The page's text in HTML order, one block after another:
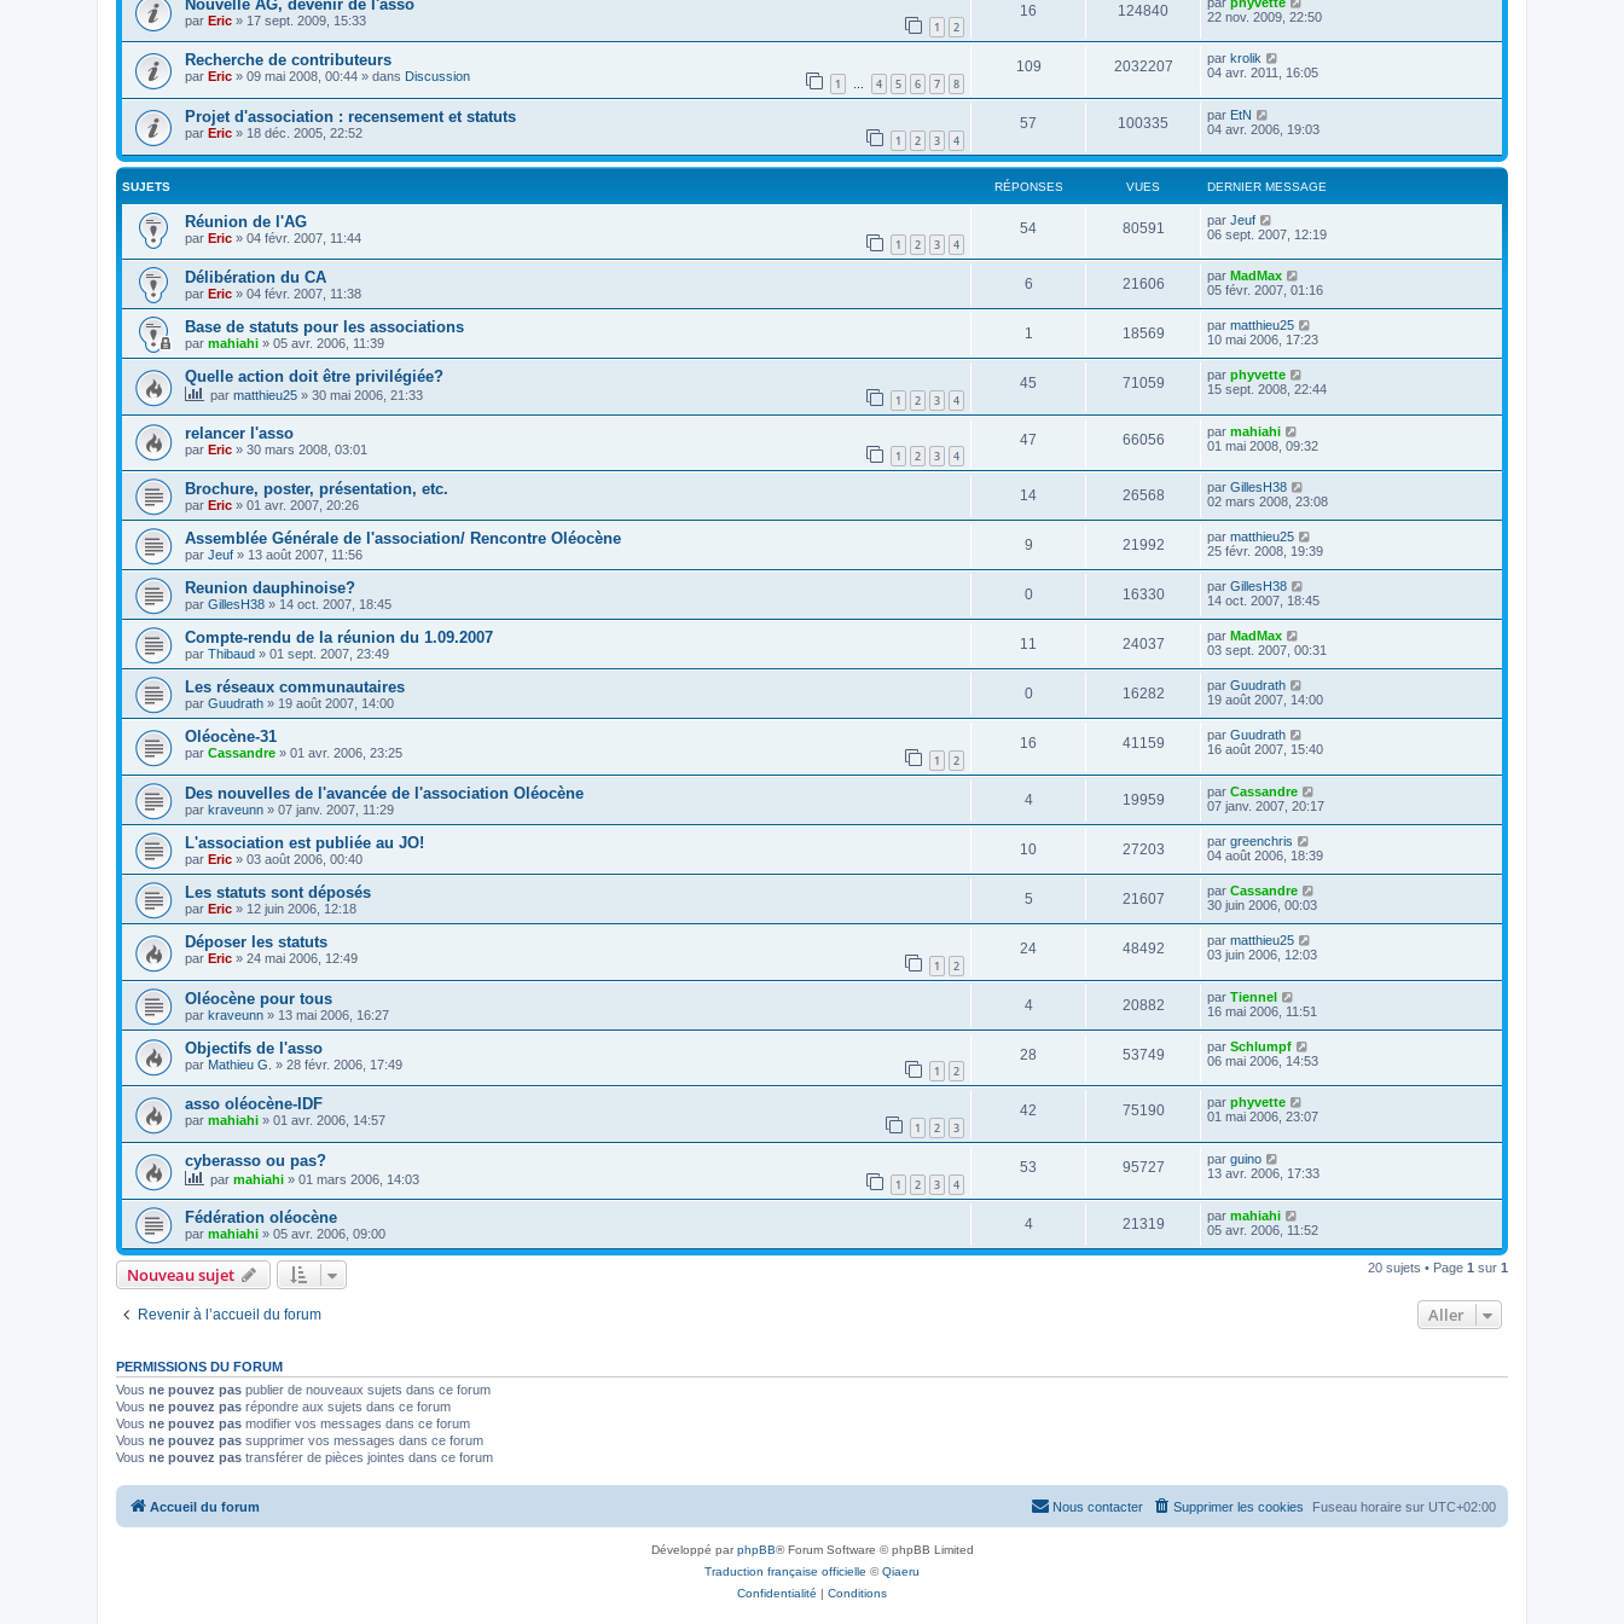
Nouvelle AG, devenir de l'asso
par Eric » 17 sept. 2009, 15:33 1 2
16 124840
22 nov. 2009, 22:50
Recherche de contributeurs
par Eric » 09 mai 2008, 00:44 » dans Discussion 1 … 4 5 6 7 8
109 2032207 par krolik
04 avr. 2011, 16:05
Projet d'association : recensement et statuts
par Eric » 18 déc. 2005, 22:52 1 2 3 4
57 100335 par EtN
04 avr. 2006, 19:03
SUJETS RÉPONSES VUES DERNIER MESSAGE
Réunion de l'AG
par Eric » 04 févr. 2007, 11:44 1 2 3 4
54 80591 par Jeuf
06 sept. 2007, 12:19
Délibération du CA
par Eric » 04 févr. 2007, 11:38
6 21606 par MadMax
05 févr. 2007, 01:16
Base de statuts pour les associations
par mahiahi » 05 avr. 2006, 11:39
1 18569 par matthieu25
10 mai 2006, 17:23
Quelle action doit être privilégiée?
par matthieu25 » 30 mai 2006, 21:33 1 2 3 4
45 71059 par phyvette
15 sept. 2008, 22:44
relancer l'asso
par Eric » 30 mars 2008, 03:01 1 2 3 4
47 66056 par mahiahi
01 mai 2008, 09:32
Brochure, poster, présentation, etc.
par Eric » 01 avr. 2007, 20:26
14 26568 par GillesH38
02 mars 2008, 23:08
Assemblée Générale de l'association/ Rencontre Oléocène
par Jeuf » 13 août 2007, 11:56
9 21992 par matthieu25
25 févr. 2008, 19:39
Reunion dauphinoise?
par GillesH38 » 14 oct. 2007, 18:45
0 16330 par GillesH38
14 oct. 2007, 18:45
Compte-rendu de la réunion du 1.09.2007
par Thibaud » 01 sept. 2007, 23:49
11 24037 par MadMax
03 sept. 2007, 00:31
Les réseaux communautaires
par Guudrath » 19 août 2007, 14:00
0 16282 par Guudrath
19 août 2007, 14:00
Oléocène-31
par Cassandre » 01 avr. 2006, 23:25 1 2
16 41159 par Guudrath
16 août 2007, 15:40
Des nouvelles de l'avancée de l'association Oléocène
par kraveunn » 07 janv. 2007, 11:29
4 19959 par Cassandre
07 janv. 2007, 20:17
L'association est publiée au JO!
par Eric » 03 août 2006, 00:40
10 27203 par greenchris
04 août 2006, 18:39
Les statuts sont déposés
par Eric » 12 juin 2006, 12:18
5 21607 par Cassandre
30 juin 2006, 00:03
Déposer les statuts
par Eric » 24 mai 2006, 12:49 1 2
24 48492 par matthieu25
03 juin 2006, 12:03
Oléocène pour tous
par kraveunn » 13 mai 2006, 16:27
4 20882 par Tiennel
16 mai 2006, 11:51
Objectifs de l'asso
par Mathieu G. » 28 févr. 2006, 17:49 1 2
28 53749 par Schlumpf
06 mai 2006, 14:53
asso oléocène-IDF
par mahiahi » 01 avr. 2006, 14:57 1 2 3
42 75190 par phyvette
01 mai 2006, 23:07
cyberasso ou pas?
par mahiahi » 01 mars 2006, 14:03 1 2 3 4
53 95727 par guino
13 avr. 2006, 17:33
Fédération oléocène
par mahiahi » 05 avr. 2006, 09:00
4 21319 par mahiahi
05 avr. 2006, 11:52
Nouveau sujet 20 sujets • Page 1 sur 1
Revenir à l’accueil du forum Aller
PERMISSIONS DU FORUM
Vous ne pouvez pas publier de nouveaux sujets dans ce forum
Vous ne pouvez pas répondre aux sujets dans ce forum
Vous ne pouvez pas modifier vos messages dans ce forum
Vous ne pouvez pas supprimer vos messages dans ce forum
Vous ne pouvez pas transférer de pièces jointes dans ce forum
Accueil du forum Fuseau horaire sur UTC+02:00
Supprimer les cookies
Nous contacter
Développé parphpBB® Forum Software © phpBB Limited
Traduction française officielle ©Qiaeru
Confidentialité | Conditions